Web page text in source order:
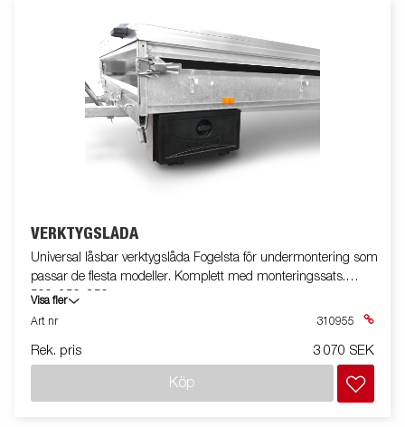
VERKTYGSLÅDA
Universal låsbar verktygslåda Fogelsta för undermontering som
passar de flesta modeller. Komplett med monteringssats.
500x250x250mm
Visa fler
Art nr
310955
Rek. pris 3 070 SEK
Köp